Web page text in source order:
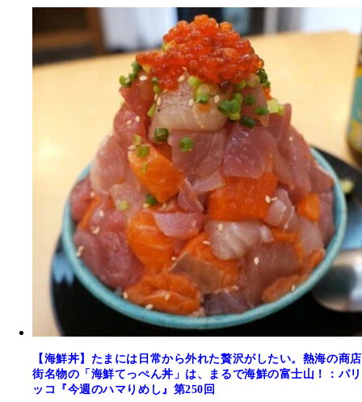
【海鮮丼】たまには日常から外れた贅沢がしたい。熱海の商店
街名物の「海鮮てっぺん丼」は、まるで海鮮の富士山！：パリ
ッコ『今週のハマりめし』第250回